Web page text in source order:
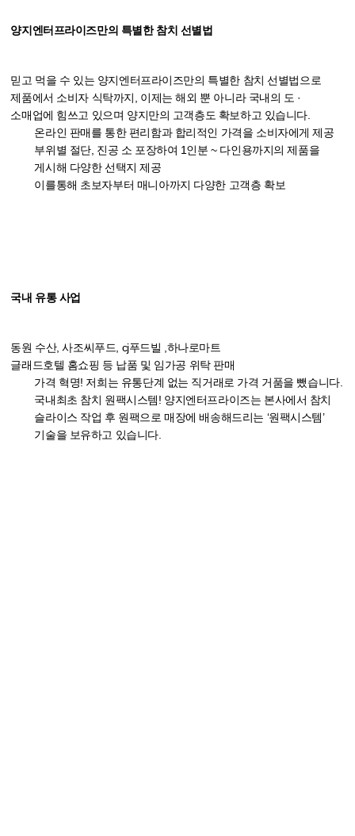
양지엔터프라이즈만의 특별한 참치 선별법
믿고 먹을 수 있는 양지엔터프라이즈만의 특별한 참치 선별법으로
제품에서 소비자 식탁까지, 이제는 해외 뿐 아니라 국내의 도 ·
소매업에 힘쓰고 있으며 양지만의 고객층도 확보하고 있습니다.
온라인 판매를 통한 편리함과 합리적인 가격을 소비자에게 제공
부위별 절단, 진공 소 포장하여 1인분 ~ 다인용까지의 제품을
게시해 다양한 선택지 제공
이를통해 초보자부터 매니아까지 다양한 고객층 확보
국내 유통 사업
동원 수산, 사조씨푸드, cj푸드빌 ,하나로마트
글래드호텔 홈쇼핑 등 납품 및 임가공 위탁 판매
가격 혁명! 저희는 유통단계 없는 직거래로 가격 거품을 뺐습니다.
국내최초 참치 원팩시스템! 양지엔터프라이즈는 본사에서 참치
슬라이스 작업 후 원팩으로 매장에 배송해드리는 ‘원팩시스템’
기술을 보유하고 있습니다.